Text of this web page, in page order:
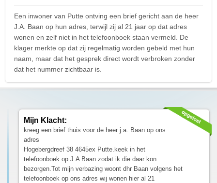
Een inwoner van Putte ontving een brief gericht aan de heer
J.A. Baan op hun adres, terwijl zij al 21 jaar op dat adres
wonen en zelf niet in het telefoonboek staan vermeld. De
klager merkte op dat zij regelmatig worden gebeld met hun
naam, maar dat het gesprek direct wordt verbroken zonder
dat het nummer zichtbaar is.
Mijn Klacht:
kreeg een brief thuis voor de heer j.a. Baan op ons
adres
Hogebergdreef 38 4645ex Putte.keek in het
telefoonboek op J.A Baan zodat ik die daar kon
bezorgen.Tot mijn verbazing woont dhr Baan volgens het
telefoonboek op ons adres wij wonen hier al 21